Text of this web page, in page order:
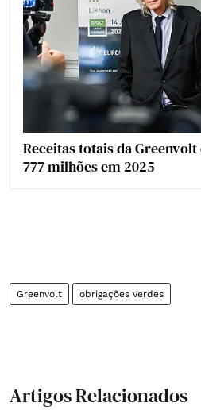
Receitas totais da Greenvolt
777 milhões em 2025
Greenvolt obrigações verdes
Artigos Relacionados